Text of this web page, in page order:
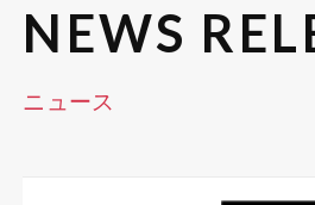
NEWS
ニュース